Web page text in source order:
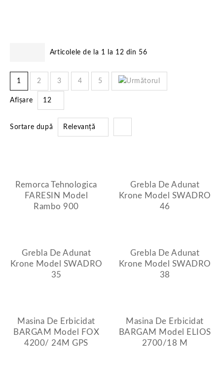
Articolele de la 1 la 12 din 56
1 2 3 4 5
Afișare 12
Sortare după Relevanță
Remorca Tehnologica
FARESIN Model
Rambo 900
Grebla De Adunat
Krone Model SWADRO
46
Grebla De Adunat
Krone Model SWADRO
35
Grebla De Adunat
Krone Model SWADRO
38
Masina De Erbicidat
BARGAM Model FOX
4200/ 24M GPS
Masina De Erbicidat
BARGAM Model ELIOS
2700/18 M